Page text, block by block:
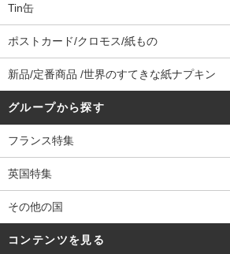
Tin缶
ポストカード/クロモス/紙もの
新品/定番商品 /世界のすてきな紙ナプキン
グループから探す
フランス特集
英国特集
その他の国
コンテンツを見る